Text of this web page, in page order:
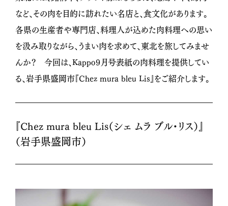
など、その肉を目的に訪れたい名店と、食文化があります。
各県の生産者や専門店、料理人が込めた肉料理への思い
を汲み取りながら、うまい肉を求めて、東北を旅してみませ
んか？ 今回は、Kappo９月号表紙の肉料理を提供してい
る、岩手県盛岡市『Chez mura bleu Lis』をご紹介します。
『Chez mura bleu Lis（シェ ムラ ブル・リス）』
（岩手県盛岡市）